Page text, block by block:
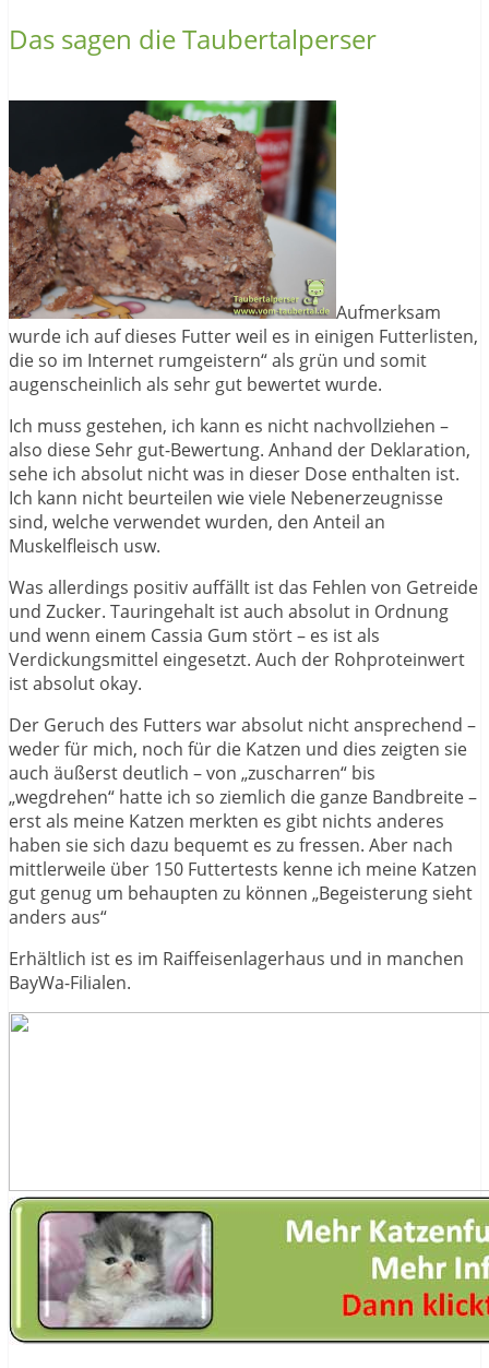
Das sagen die Taubertalperser
Aufmerksam
wurde ich auf dieses Futter weil es in einigen Futterlisten,
die so im Internet rumgeistern“ als grün und somit
augenscheinlich als sehr gut bewertet wurde.
Ich muss gestehen, ich kann es nicht nachvollziehen –
also diese Sehr gut-Bewertung. Anhand der Deklaration,
sehe ich absolut nicht was in dieser Dose enthalten ist.
Ich kann nicht beurteilen wie viele Nebenerzeugnisse
sind, welche verwendet wurden, den Anteil an
Muskelfleisch usw.
Was allerdings positiv auffällt ist das Fehlen von Getreide
und Zucker. Tauringehalt ist auch absolut in Ordnung
und wenn einem Cassia Gum stört – es ist als
Verdickungsmittel eingesetzt. Auch der Rohproteinwert
ist absolut okay.
Der Geruch des Futters war absolut nicht ansprechend –
weder für mich, noch für die Katzen und dies zeigten sie
auch äußerst deutlich – von „zuscharren“ bis
„wegdrehen“ hatte ich so ziemlich die ganze Bandbreite –
erst als meine Katzen merkten es gibt nichts anderes
haben sie sich dazu bequemt es zu fressen. Aber nach
mittlerweile über 150 Futtertests kenne ich meine Katzen
gut genug um behaupten zu können „Begeisterung sieht
anders aus“
Erhältlich ist es im Raiffeisenlagerhaus und in manchen
BayWa-Filialen.